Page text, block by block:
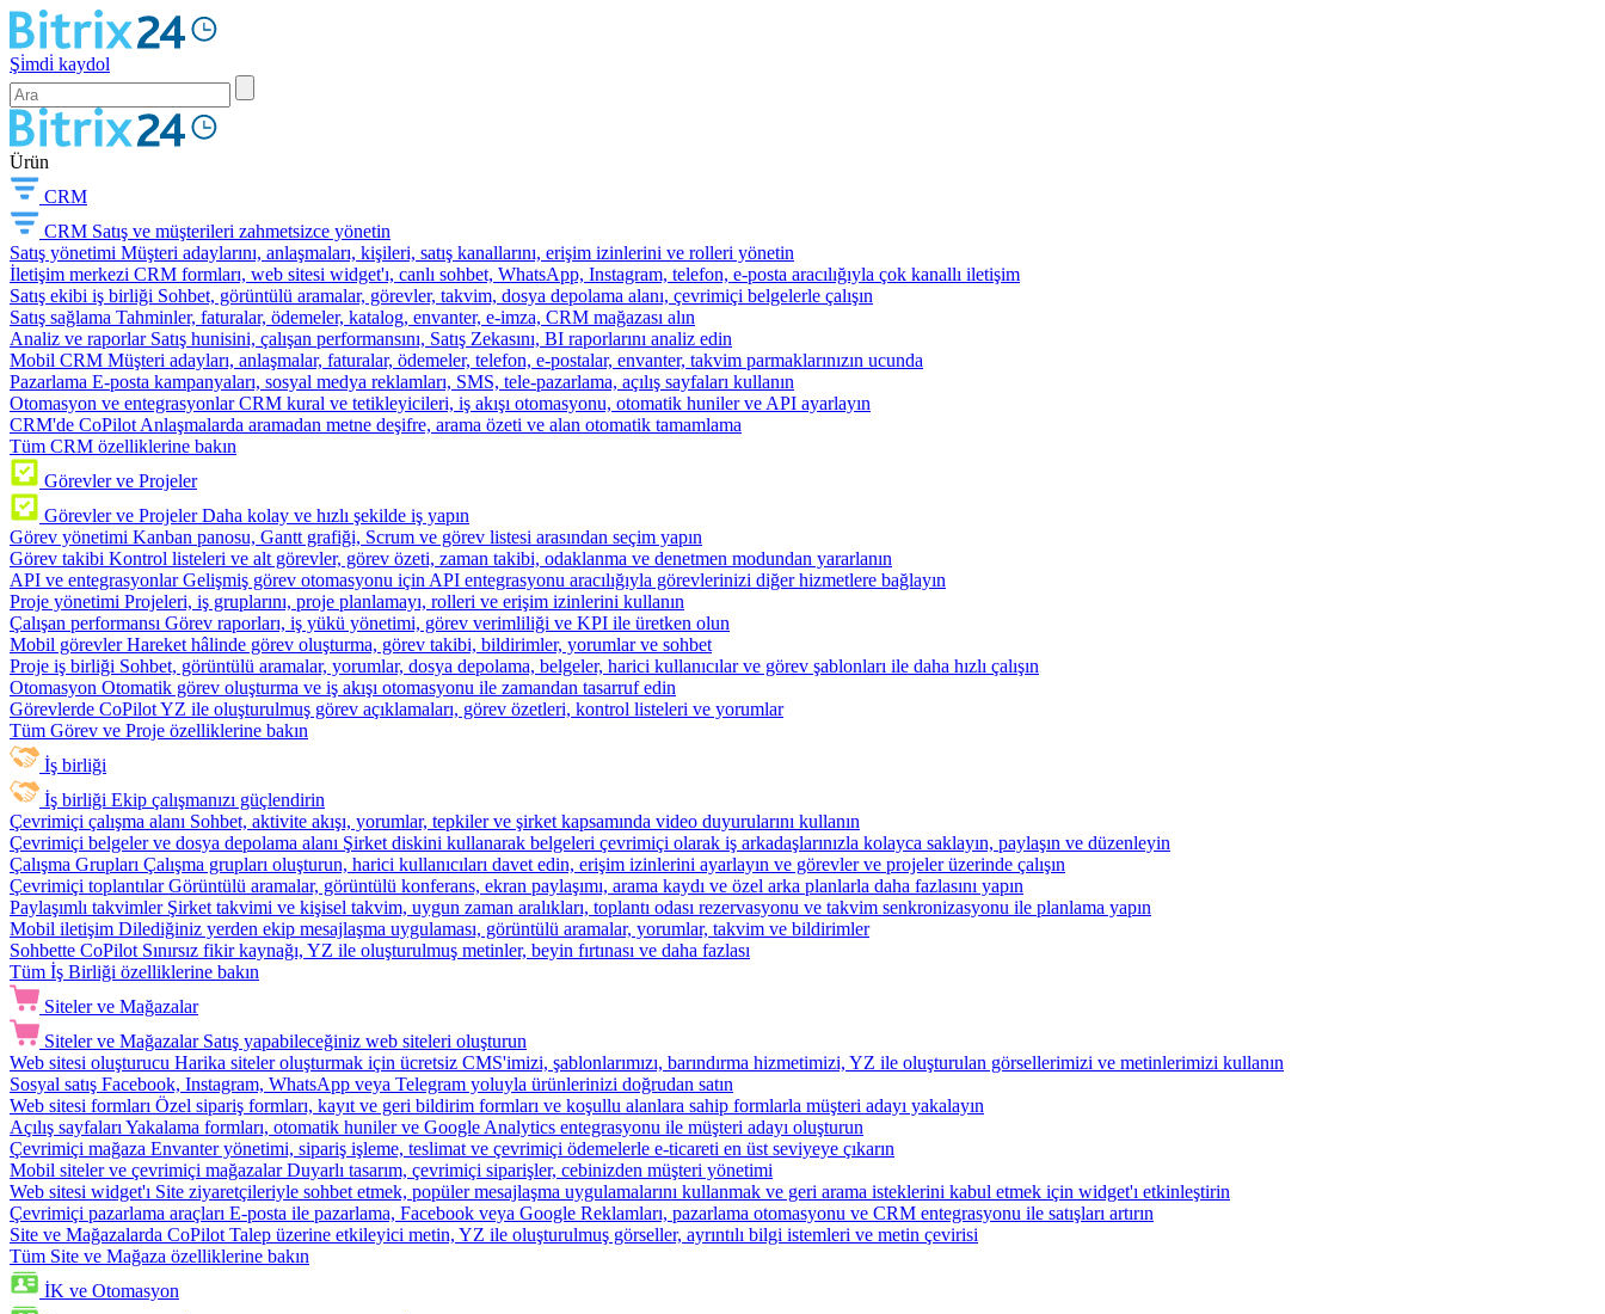
Şi̇mdi̇ kaydol
Ürün
CRM
CRM Satış ve müşterileri zahmetsizce yönetin
Satış yönetimi Müşteri adaylarını, anlaşmaları, kişileri, satış kanallarını, erişim izinlerini ve rolleri yönetin
İletişim merkezi CRM formları, web sitesi widget'ı, canlı sohbet, WhatsApp, Instagram, telefon, e-posta aracılığıyla çok kanallı iletişim
Satış ekibi iş birliği Sohbet, görüntülü aramalar, görevler, takvim, dosya depolama alanı, çevrimiçi belgelerle çalışın
Satış sağlama Tahminler, faturalar, ödemeler, katalog, envanter, e-imza, CRM mağazası alın
Analiz ve raporlar Satış hunisini, çalışan performansını, Satış Zekasını, BI raporlarını analiz edin
Mobil CRM Müşteri adayları, anlaşmalar, faturalar, ödemeler, telefon, e-postalar, envanter, takvim parmaklarınızın ucunda
Pazarlama E-posta kampanyaları, sosyal medya reklamları, SMS, tele-pazarlama, açılış sayfaları kullanın
Otomasyon ve entegrasyonlar CRM kural ve tetikleyicileri, iş akışı otomasyonu, otomatik huniler ve API ayarlayın
CRM'de CoPilot Anlaşmalarda aramadan metne deşifre, arama özeti ve alan otomatik tamamlama
Tüm CRM özelliklerine bakın
Görevler ve Projeler
Görevler ve Projeler Daha kolay ve hızlı şekilde iş yapın
Görev yönetimi Kanban panosu, Gantt grafiği, Scrum ve görev listesi arasından seçim yapın
Görev takibi Kontrol listeleri ve alt görevler, görev özeti, zaman takibi, odaklanma ve denetmen modundan yararlanın
API ve entegrasyonlar Gelişmiş görev otomasyonu için API entegrasyonu aracılığıyla görevlerinizi diğer hizmetlere bağlayın
Proje yönetimi Projeleri, iş gruplarını, proje planlamayı, rolleri ve erişim izinlerini kullanın
Çalışan performansı Görev raporları, iş yükü yönetimi, görev verimliliği ve KPI ile üretken olun
Mobil görevler Hareket hâlinde görev oluşturma, görev takibi, bildirimler, yorumlar ve sohbet
Proje iş birliği Sohbet, görüntülü aramalar, yorumlar, dosya depolama, belgeler, harici kullanıcılar ve görev şablonları ile daha hızlı çalışın
Otomasyon Otomatik görev oluşturma ve iş akışı otomasyonu ile zamandan tasarruf edin
Görevlerde CoPilotYZ ile oluşturulmuş görev açıklamaları, görev özetleri, kontrol listeleri ve yorumlar
Tüm Görev ve Proje özelliklerine bakın
İş birliği
İş birliği Ekip çalışmanızı güçlendirin
Çevrimiçi çalışma alanı Sohbet, aktivite akışı, yorumlar, tepkiler ve şirket kapsamında video duyurularını kullanın
Çevrimiçi belgeler ve dosya depolama alanı Şirket diskini kullanarak belgeleri çevrimiçi olarak iş arkadaşlarınızla kolayca saklayın, paylaşın ve düzenleyin
Çalışma Grupları Çalışma grupları oluşturun, harici kullanıcıları davet edin, erişim izinlerini ayarlayın ve görevler ve projeler üzerinde çalışın
Çevrimiçi toplantılar Görüntülü aramalar, görüntülü konferans, ekran paylaşımı, arama kaydı ve özel arka planlarla daha fazlasını yapın
Paylaşımlı takvimler Şirket takvimi ve kişisel takvim, uygun zaman aralıkları, toplantı odası rezervasyonu ve takvim senkronizasyonu ile planlama yapın
Mobil iletişim Dilediğiniz yerden ekip mesajlaşma uygulaması, görüntülü aramalar, yorumlar, takvim ve bildirimler
Sohbette CoPilot Sınırsız fikir kaynağı, YZ ile oluşturulmuş metinler, beyin fırtınası ve daha fazlası
Tüm İş Birliği özelliklerine bakın
Siteler ve Mağazalar
Siteler ve Mağazalar Satış yapabileceğiniz web siteleri oluşturun
Web sitesi oluşturucu Harika siteler oluşturmak için ücretsiz CMS'imizi, şablonlarımızı, barındırma hizmetimizi, YZ ile oluşturulan görsellerimizi ve metinlerimizi kullanın
Sosyal satış Facebook, Instagram, WhatsApp veya Telegram yoluyla ürünlerinizi doğrudan satın
Web sitesi formları Özel sipariş formları, kayıt ve geri bildirim formları ve koşullu alanlara sahip formlarla müşteri adayı yakalayın
Açılış sayfaları Yakalama formları, otomatik huniler ve Google Analytics entegrasyonu ile müşteri adayı oluşturun
Çevrimiçi mağaza Envanter yönetimi, sipariş işleme, teslimat ve çevrimiçi ödemelerle e-ticareti en üst seviyeye çıkarın
Mobil siteler ve çevrimiçi mağazalar Duyarlı tasarım, çevrimiçi siparişler, cebinizden müşteri yönetimi
Web sitesi widget'ı Site ziyaretçileriyle sohbet etmek, popüler mesajlaşma uygulamalarını kullanmak ve geri arama isteklerini kabul etmek için widget'ı etkinleştirin
Çevrimiçi pazarlama araçları E-posta ile pazarlama, Facebook veya Google Reklamları, pazarlama otomasyonu ve CRM entegrasyonu ile satışları artırın
Site ve Mağazalarda CoPilot Talep üzerine etkileyici metin, YZ ile oluşturulmuş görseller, ayrıntılı bilgi istemleri ve metin çevirisi
Tüm Site ve Mağaza özelliklerine bakın
İK ve Otomasyon